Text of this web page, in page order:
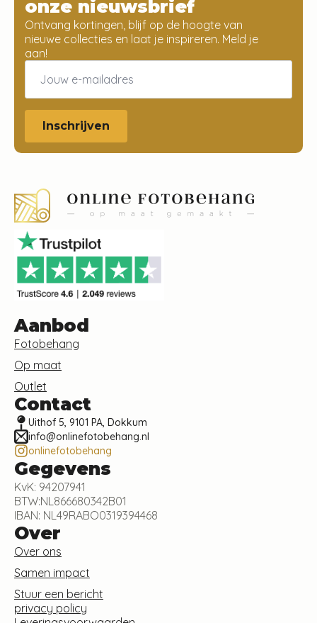
onze nieuwsbrief
Ontvang kortingen, blijf op de hoogte van
nieuwe collecties en laat je inspireren. Meld je
aan!
Email
Inschrijven
Aanbod
Fotobehang
Op maat
Outlet
Contact
Uithof 5, 9101 PA, Dokkum
info@onlinefotobehang.nl
onlinefotobehang
Gegevens
KvK: 94207941
BTW:NL866680342B01
IBAN: NL49RABO0319394468
Over
Over ons
Samen impact
Stuur een bericht
privacy policy